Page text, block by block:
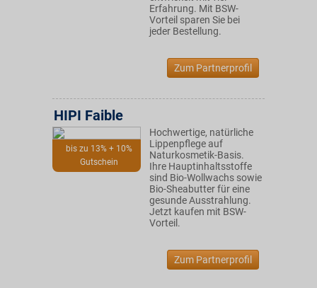
Erfahrung. Mit BSW-
Vorteil sparen Sie bei
jeder Bestellung.
Zum Partnerprofil
bis zu 13% + 10%
Gutschein
HIPI Faible
Hochwertige, natürliche
Lippenpflege auf
Naturkosmetik-Basis.
Ihre Hauptinhaltsstoffe
sind Bio-Wollwachs sowie
Bio-Sheabutter für eine
gesunde Ausstrahlung.
Jetzt kaufen mit BSW-
Vorteil.
Zum Partnerprofil